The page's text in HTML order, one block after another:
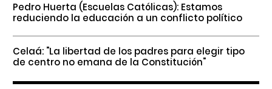
Pedro Huerta (Escuelas Católicas): Estamos
reduciendo la educación a un conflicto político
Celaá: "La libertad de los padres para elegir tipo
de centro no emana de la Constitución"